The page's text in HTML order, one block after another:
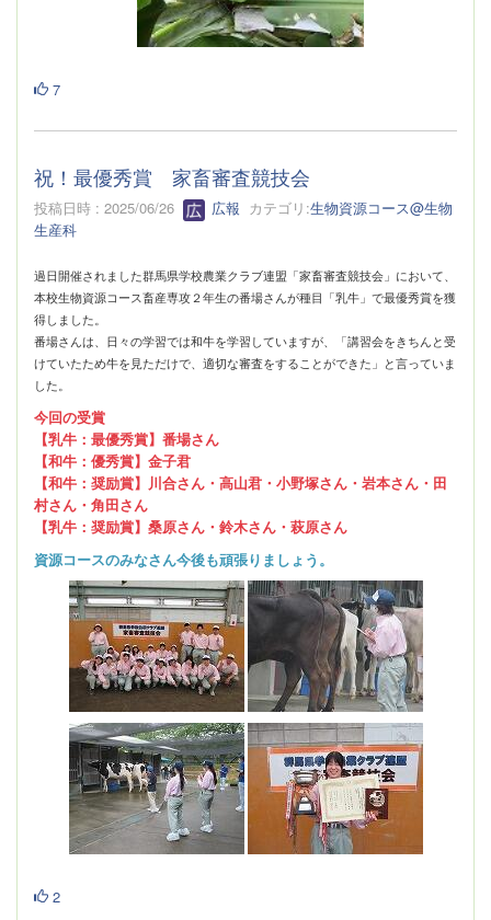
7
祝！最優秀賞 家畜審査競技会
投稿日時 : 2025/06/26 広報 カテゴリ:生物資源コース@生物
生産科
過日開催されました群馬県学校農業クラブ連盟「家畜審査競技会」において、
本校生物資源コース畜産専攻２年生の番場さんが種目「乳牛」で最優秀賞を獲
得しました。
番場さんは、日々の学習では和牛を学習していますが、「講習会をきちんと受
けていたため牛を見ただけで、適切な審査をすることができた」と言っていま
した。
今回の受賞
【乳牛：最優秀賞】番場さん
【和牛：優秀賞】金子君
【和牛：奨励賞】川合さん・高山君・小野塚さん・岩本さん・田
村さん・角田さん
【乳牛：奨励賞】桑原さん・鈴木さん・萩原さん
資源コースのみなさん今後も頑張りましょう。
2